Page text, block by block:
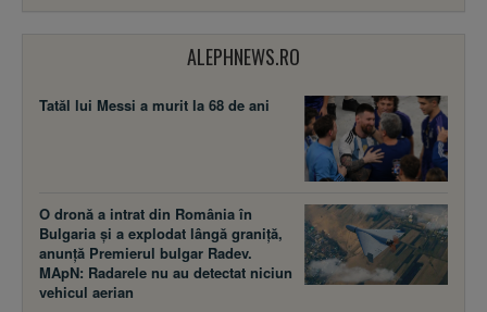
ALEPHNEWS.RO
Tatăl lui Messi a murit la 68 de ani
O dronă a intrat din România în
Bulgaria și a explodat lângă graniță,
anunță Premierul bulgar Radev.
MApN: Radarele nu au detectat niciun
vehicul aerian